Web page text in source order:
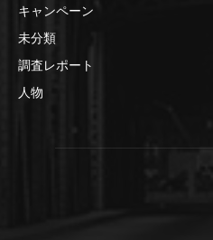
キャンペーン
未分類
調査レポート
人物